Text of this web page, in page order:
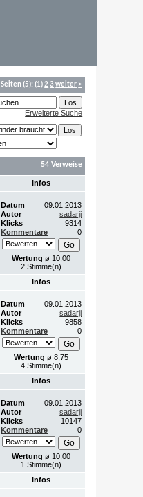
Seiten(5):(1) 2 3 weiter >
Erweiterte Suche
54 Verweise
Infos
Datum
09.01.2013
Autor
sadarji
Klicks
9314
Kommentare
0
Wertung ø 10,00
2 Stimme(n)
Infos
Datum
09.01.2013
Autor
sadarji
Klicks
9858
Kommentare
0
Wertung ø 8,75
4 Stimme(n)
Infos
Datum
09.01.2013
Autor
sadarji
Klicks
10147
Kommentare
0
Wertung ø 10,00
1 Stimme(n)
Infos